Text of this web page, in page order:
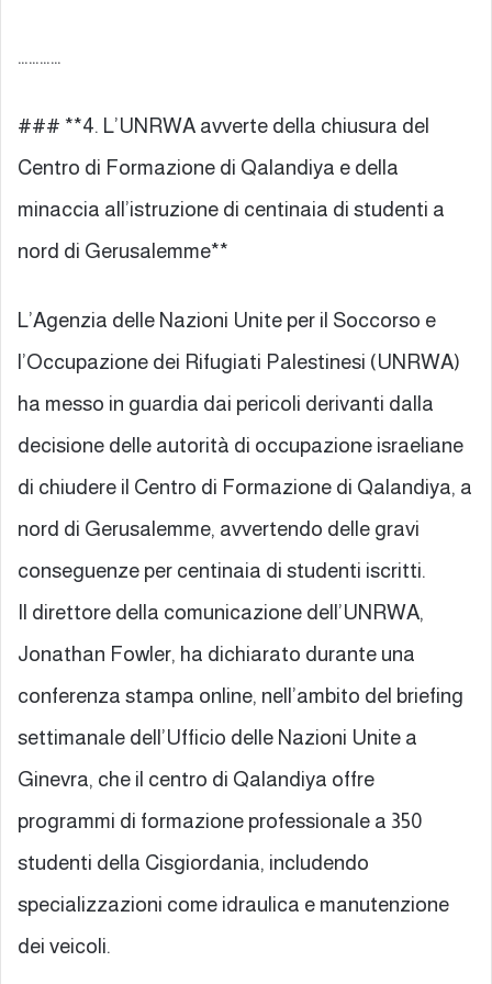
…………
### **4. L’UNRWA avverte della chiusura del
Centro di Formazione di Qalandiya e della
minaccia all’istruzione di centinaia di studenti a
nord di Gerusalemme**
L’Agenzia delle Nazioni Unite per il Soccorso e
l’Occupazione dei Rifugiati Palestinesi (UNRWA)
ha messo in guardia dai pericoli derivanti dalla
decisione delle autorità di occupazione israeliane
di chiudere il Centro di Formazione di Qalandiya, a
nord di Gerusalemme, avvertendo delle gravi
conseguenze per centinaia di studenti iscritti.
Il direttore della comunicazione dell’UNRWA,
Jonathan Fowler, ha dichiarato durante una
conferenza stampa online, nell’ambito del briefing
settimanale dell’Ufficio delle Nazioni Unite a
Ginevra, che il centro di Qalandiya offre
programmi di formazione professionale a 350
studenti della Cisgiordania, includendo
specializzazioni come idraulica e manutenzione
dei veicoli.